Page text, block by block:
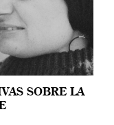
SOBRE LA